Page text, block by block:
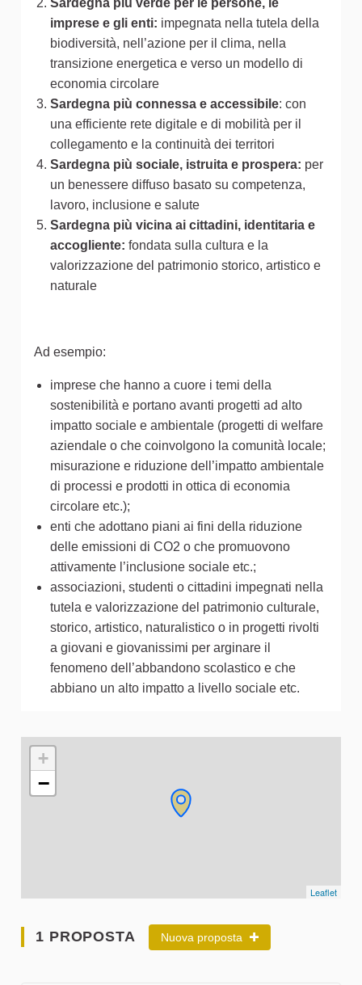
imprese e gli enti: impegnata nella tutela della
biodiversità, nell’azione per il clima, nella
transizione energetica e verso un modello di
economia circolare
Sardegna più connessa e accessibile: con
una efficiente rete digitale e di mobilità per il
collegamento e la continuità dei territori
Sardegna più sociale, istruita e prospera: per
un benessere diffuso basato su competenza,
lavoro, inclusione e salute
Sardegna più vicina ai cittadini, identitaria e
accogliente: fondata sulla cultura e la
valorizzazione del patrimonio storico, artistico e
naturale
Ad esempio:
imprese che hanno a cuore i temi della
sostenibilità e portano avanti progetti ad alto
impatto sociale e ambientale (progetti di welfare
aziendale o che coinvolgono la comunità locale;
misurazione e riduzione dell’impatto ambientale
di processi e prodotti in ottica di economia
circolare etc.);
enti che adottano piani ai fini della riduzione
delle emissioni di CO2 o che promuovono
attivamente l’inclusione sociale etc.;
associazioni, studenti o cittadini impegnati nella
tutela e valorizzazione del patrimonio culturale,
storico, artistico, naturalistico o in progetti rivolti
a giovani e giovanissimi per arginare il
fenomeno dell’abbandono scolastico e che
abbiano un alto impatto a livello sociale etc.
L'elemento seguente è una mappa che presenta gli
+
−
Leaflet
1 PROPOSTA Nuova proposta